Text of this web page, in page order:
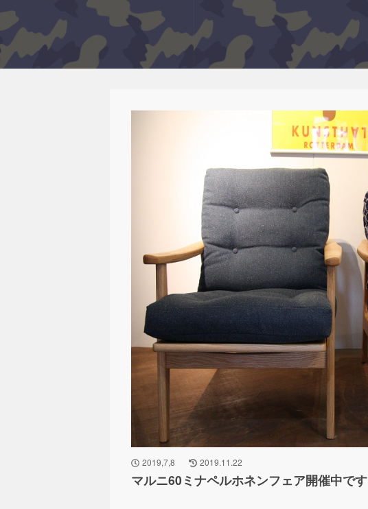
2019,7,8 2019.11.22
マルニ60ミナペルホネンフェア開催中です